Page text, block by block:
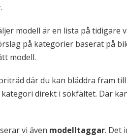
modell är en lista på tidigare
på kategorier baserat på
modell.
där du kan bläddra fram
direkt i sökfältet. Där
vi även modelltaggar. Det